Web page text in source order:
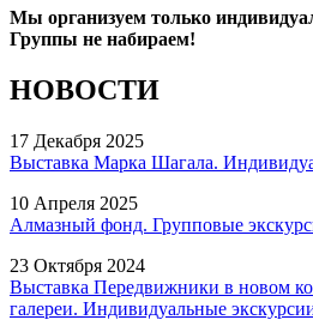
Мы организуем только
Группы не набираем!
НОВОСТИ
17 Декабря 2025
Выставка Марка Шагала.
10 Апреля 2025
Алмазный фонд. Групповые
23 Октября 2024
Выставка Передвижники в новом
галереи. Индивидуальные